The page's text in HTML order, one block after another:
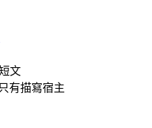
文
有描寫宿主